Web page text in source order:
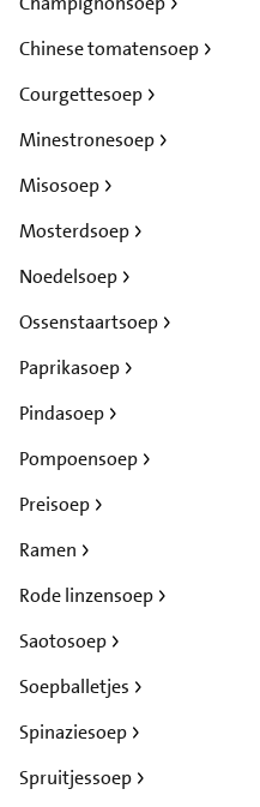
Chinese tomatensoep
Courgettesoep
Minestronesoep
Misosoep
Mosterdsoep
Noedelsoep
Ossenstaartsoep
Paprikasoep
Pindasoep
Pompoensoep
Preisoep
Ramen
Rode linzensoep
Saotosoep
Soepballetjes
Spinaziesoep
Spruitjessoep